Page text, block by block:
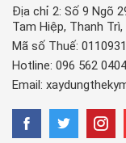
Địa chỉ 2: Số 9 Ngõ
Tam Hiệp, Thanh Trì,
Mã số Thuế:
Hotline: 096 562 0404
Email: